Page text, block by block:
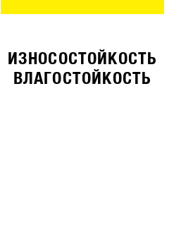
ИЗНОСОСТОЙКОСТЬ
ВЛАГОСТОЙКОСТЬ